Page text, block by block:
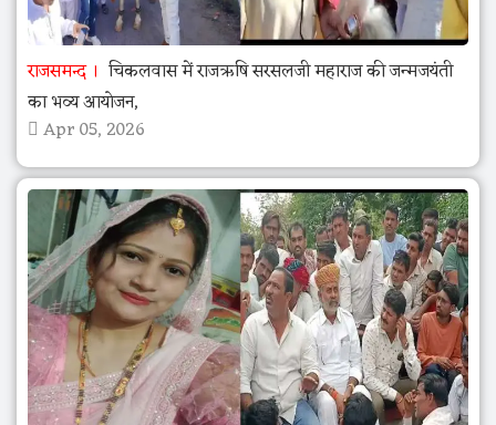
राजसमन्द
चिकलवास में राजऋषि सरसलजी महाराज की जन्मजयंती
का भव्य आयोजन,
Apr 05, 2026